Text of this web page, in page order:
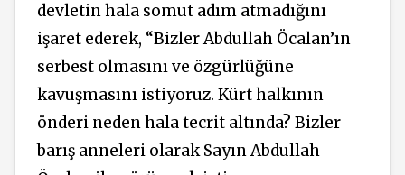
devletin hala somut adım atmadığını
işaret ederek, “Bizler Abdullah Öcalan’ın
serbest olmasını ve özgürlüğüne
kavuşmasını istiyoruz. Kürt halkının
önderi neden hala tecrit altında? Bizler
barış anneleri olarak Sayın Abdullah